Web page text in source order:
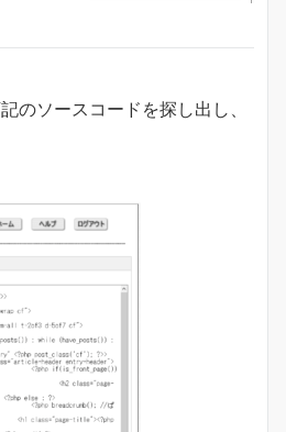
のソースコードを探し出し、